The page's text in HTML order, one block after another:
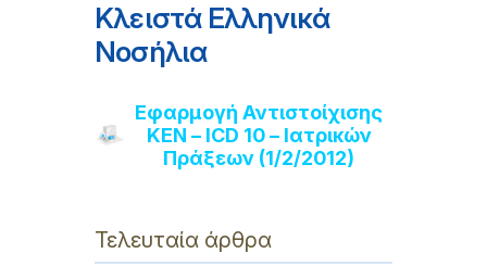
Κλειστά Ελληνικά
Νοσήλια
Εφαρμογή Αντιστοίχισης
ΚΕΝ – ICD 10 – Ιατρικών
Πράξεων (1/2/2012)
Τελευταία άρθρα